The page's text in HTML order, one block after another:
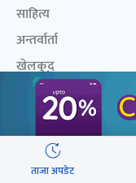
ताजा अपडेट
साहित्य
अन्तर्वार्ता
खेलकुद़़
जीवनशैली/स्वास्थ्य
प्रवास
अन्तर्राष्ट्रिय